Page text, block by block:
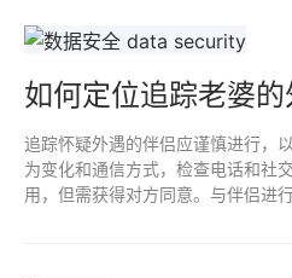
如何定位追踪老婆
追踪怀疑外遇的伴侣应谨慎进行，
为变化和通信方式，检查电话和社
用，但需获得对方同意。与伴侣进